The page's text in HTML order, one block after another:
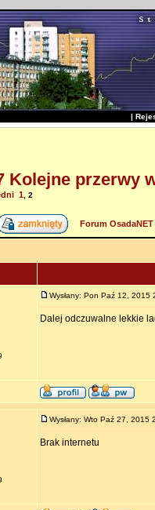
|
Kolejne przerwy
1, 2
Forum
Wysłany: Pon Paź 12, 2015
Dalej odczuwalne lekkie
Wysłany: Wto Paź 27, 2015
Brak internetu